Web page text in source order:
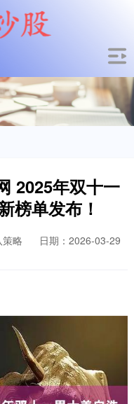
2025年双十一
榜单发布！
略
日期：2026-03-29